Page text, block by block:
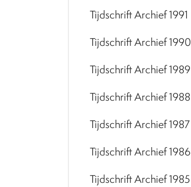
Tijdschrift Archief 1991
Tijdschrift Archief 1990
Tijdschrift Archief 1989
Tijdschrift Archief 1988
Tijdschrift Archief 1987
Tijdschrift Archief 1986
Tijdschrift Archief 1985